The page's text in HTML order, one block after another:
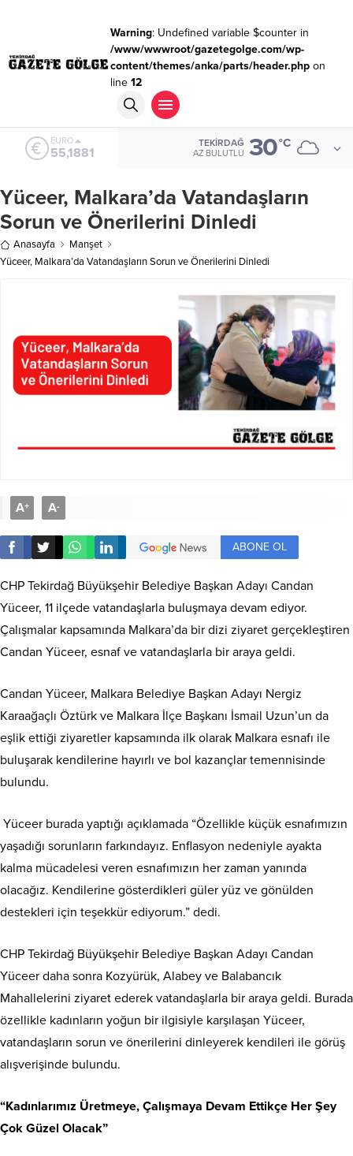
Warning: Undefined variable $counter in
/www/wwwroot/gazetegolge.com/wp-
content/themes/anka/parts/header.phpon
line 12
ALTIN
6.660,55
TEKIRDAĞ
AZ BULUTLU 30°C
Yüceer, Malkara’da Vatandaşların
Sorun ve Önerilerini Dinledi
Anasayfa
Manşet
Yüceer, Malkara’da Vatandaşların Sorun ve Önerilerini Dinledi
A+ A-
ABONE OL
CHP Tekirdağ Büyükşehir Belediye Başkan Adayı Candan
Yüceer, 11 ilçede vatandaşlarla buluşmaya devam ediyor.
Çalışmalar kapsamında Malkara’da bir dizi ziyaret gerçekleştiren
Candan Yüceer, esnaf ve vatandaşlarla bir araya geldi.
Candan Yüceer, Malkara Belediye Başkan Adayı Nergiz
Karaağaçlı Öztürk ve Malkara İlçe Başkanı İsmail Uzun’un da
eşlik ettiği ziyaretler kapsamında ilk olarak Malkara esnafı ile
buluşarak kendilerine hayırlı ve bol kazançlar temennisinde
bulundu.
Yüceer burada yaptığı açıklamada “Özellikle küçük esnafımızın
yaşadığı sorunların farkındayız. Enflasyon nedeniyle ayakta
kalma mücadelesi veren esnafımızın her zaman yanında
olacağız. Kendilerine gösterdikleri güler yüz ve gönülden
destekleri için teşekkür ediyorum.” dedi.
CHP Tekirdağ Büyükşehir Belediye Başkan Adayı Candan
Yüceer daha sonra Kozyürük, Alabey ve Balabancık
Mahallelerini ziyaret ederek vatandaşlarla bir araya geldi. Burada
özellikle kadınların yoğun bir ilgisiyle karşılaşan Yüceer,
vatandaşların sorun ve önerilerini dinleyerek kendileri ile görüş
alışverişinde bulundu.
“Kadınlarımız Üretmeye, Çalışmaya Devam Ettikçe Her Şey
Çok Güzel Olacak”